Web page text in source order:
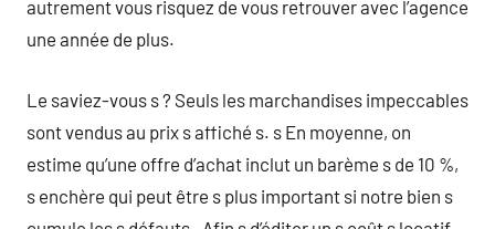
autrement vous risquez de vous retrouver avec l’agence
une année de plus.
Le saviez-vous s ? Seuls les marchandises impeccables
sont vendus au prix s affiché s. s En moyenne, on
estime qu’une offre d’achat inclut un barème s de 10 %,
s enchère qui peut être s plus important si notre bien s